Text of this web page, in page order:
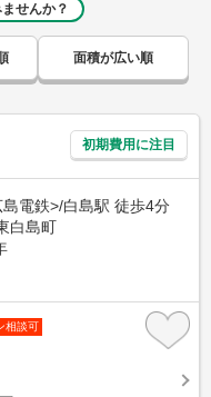
せんか？
面積が広い順
初期費用に注目
電鉄>/白島駅 徒歩4分
白島町
相談可